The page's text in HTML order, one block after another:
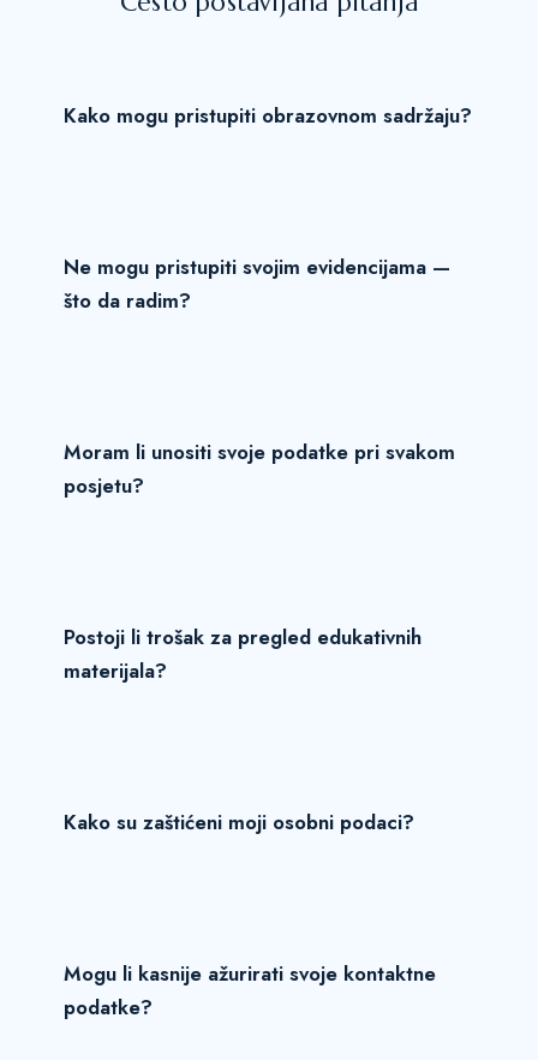
Kako mogu pristupiti obrazovnom sadržaju?
Ne mogu pristupiti svojim evidencijama —
što da radim?
Moram li unositi svoje podatke pri svakom
posjetu?
Postoji li trošak za pregled edukativnih
materijala?
Kako su zaštićeni moji osobni podaci?
Mogu li kasnije ažurirati svoje kontaktne
podatke?